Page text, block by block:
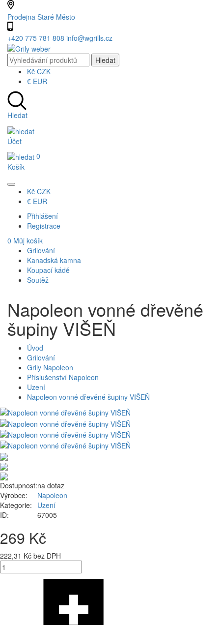
Prodejna Staré Město
+420 775 781 808 info@wgrills.cz
Kč CZK
€ EUR
Hledat
Účet
0
Košík
Kč CZK
€ EUR
Přihlášení
Registrace
0 Můj košík
Grilování
Kanadská kamna
Koupací kádě
Soutěž
Napoleon vonné dřevěné
šupiny VIŠEŇ
Úvod
Grilování
Grily Napoleon
Příslušenství Napoleon
Uzení
Napoleon vonné dřevěné šupiny VIŠEŇ
Dostupnost:na dotaz
Výrobce:
Napoleon
Kategorie:
Uzení
ID:
67005
269 Kč
222,31 Kč bez DPH